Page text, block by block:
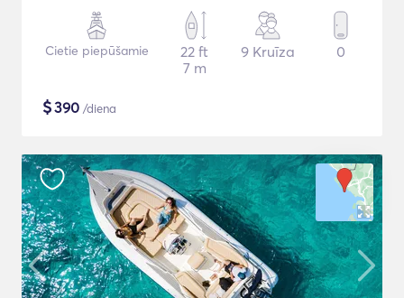
Cietie piepūšamie
22 ft
7 m
9 Kruīza 0
$390 /diena